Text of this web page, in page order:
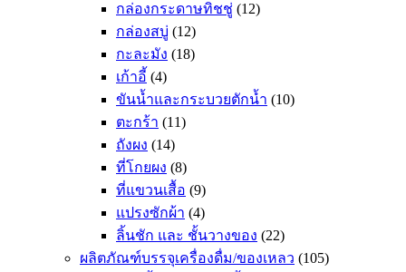
กล่องกระดาษทิชชู่ (12)
กล่องสบู่ (12)
กะละมัง (18)
เก้าอี้ (4)
ขันน้ำและกระบวยตักน้ำ (10)
ตะกร้า (11)
ถังผง (14)
ที่โกยผง (8)
ที่แขวนเสื้อ (9)
แปรงซักผ้า (4)
ลิ้นชัก และ ชั้นวางของ (22)
ผลิตภัณฑ์บรรจุเครื่องดื่ม/ของเหลว (105)